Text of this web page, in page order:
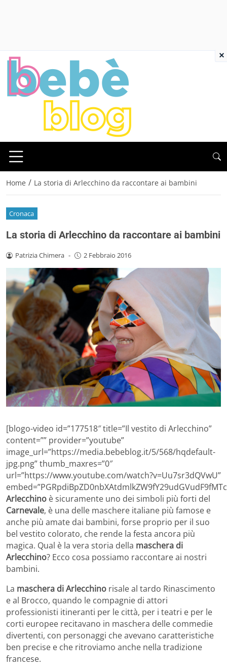
Home / La storia di Arlecchino da raccontare ai bambini
Cronaca
La storia di Arlecchino da raccontare ai bambini
Patrizia Chimera - 2 Febbraio 2016
[blogo-video id=”177518″ title=”Il vestito di Arlecchino”
content=”” provider=”youtube”
image_url=”https://media.bebeblog.it/5/568/hqdefault-
jpg.png” thumb_maxres=”0″
url=”https://www.youtube.com/watch?v=Uu7sr3dQVwU”
Arlecchino è sicuramente uno dei simboli più forti del
Carnevale, è una delle maschere italiane più famose e
anche più amate dai bambini, forse proprio per il suo
bel vestito colorato, che rende la festa ancora più
magica. Qual è la vera storia della maschera di
Arlecchino? Ecco cosa possiamo raccontare ai nostri
bambini.
La maschera di Arlecchino risale al tardo Rinascimento
e al Brocco, quando le compagnie di attori
professionisti itineranti per le città, per i teatri e per le
corti europee recitavano in maschera delle commedie
divertenti, con personaggi che avevano caratteristiche
ben precise e che ritroviamo anche nella tradizione
francese.
×